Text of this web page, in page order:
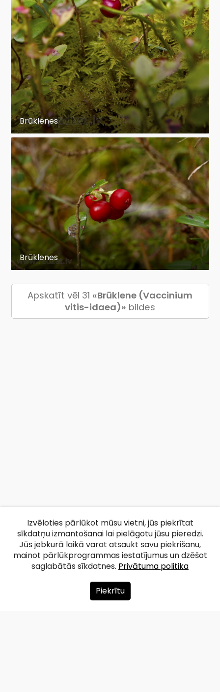
Brūklenes
Brūklenes
Apskatīt vēl 31 «Brūklene (Vaccinium
vitis-idaea)» bildes
Par mums
Izvēloties pārlūkot mūsu vietni, jūs piekrītat
sīkdatņu izmantošanai lai pielāgotu jūsu pieredzi.
Jūs jebkurā laikā varat atsaukt savu piekrišanu,
mainot pārlūkprogrammas iestatījumus un dzēšot
saglabātās sīkdatnes. Privātuma politika
Piekrītu